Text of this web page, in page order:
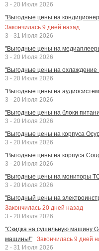
3 - 20 Июля 2026
"Выгодные цены на
Закончилась 9 дней назад
3 - 31 Июля 2026
"Выгодные цены на
3 - 20 Июля 2026
"Выгодные цены на охлаждение
3 - 20 Июля 2026
"Выгодные цены на
3 - 20 Июля 2026
"Выгодные цены на блоки
3 - 20 Июля 2026
"Выгодные цены на корпуса
3 - 20 Июля 2026
"Выгодные цены на корпуса
3 - 20 Июля 2026
"Выгодные цены на мониторы
3 - 20 Июля 2026
"Выгодный цены на
Закончилась 20 дней назад
3 - 20 Июля 2026
"Скидка на сушильную машину
машины!"
Закончилась 9 дней
2 - 31 Июля 2026